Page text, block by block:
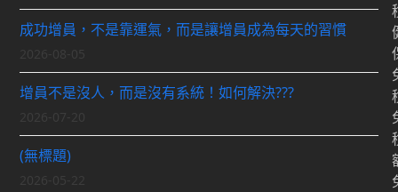
成功增員，不是靠運氣，而是讓增員成為每天的習慣
增員不是沒人，而是沒有系統！如何解決???
(無標題)